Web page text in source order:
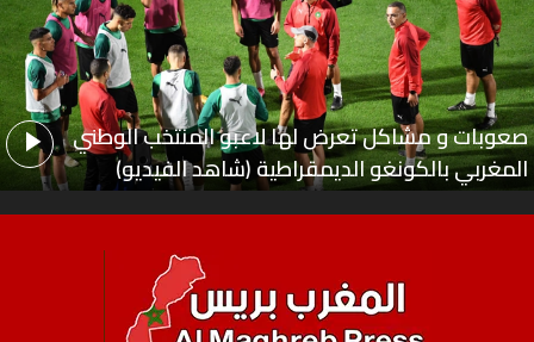
صعوبات و مشاكل تعرض لها لاعبو المنتخب الوطني
المغربي بالكونغو الديمقراطية (شاهد الفيديو)